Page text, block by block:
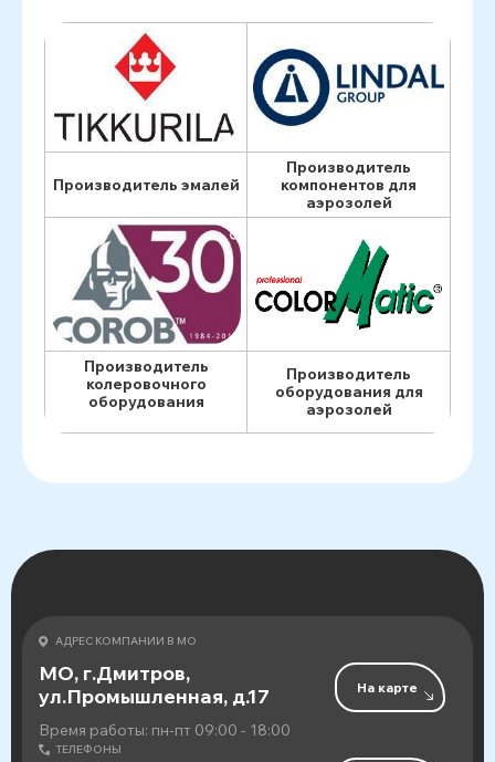
Производитель эмалей
Производитель
компонентов для
аэрозолей
Производитель
колеровочного
оборудования
Производитель
оборудования для
аэрозолей
АДРЕС КОМПАНИИ В МО
МО, г.Дмитров,
ул.Промышленная, д.17
Время работы: пн-пт 09:00 - 18:00
На карте
ТЕЛЕФОНЫ